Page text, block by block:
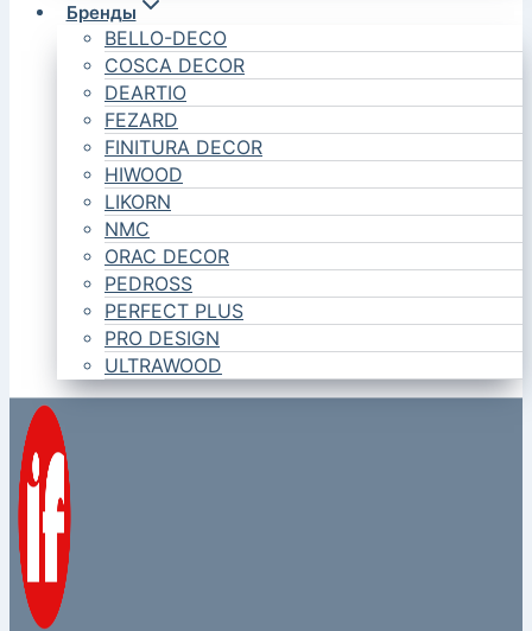
Бренды
BELLO-DECO
COSCA DECOR
DEARTIO
FEZARD
FINITURA DECOR
HIWOOD
LIKORN
NMC
ORAC DECOR
PEDROSS
PERFECT PLUS
PRO DESIGN
ULTRAWOOD